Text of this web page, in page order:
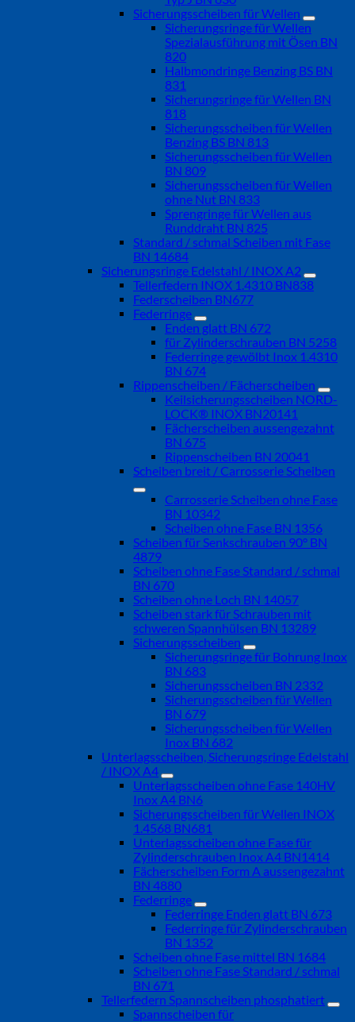
Sicherungsscheiben für Wellen
Sicherungsringe für Wellen
Spezialausführung mit Ösen BN
820
Halbmondringe Benzing BS BN
831
Sicherungsringe für Wellen BN
818
Sicherungsscheiben für Wellen
Benzing BS BN 813
Sicherungsscheiben für Wellen
BN 809
Sicherungsscheiben für Wellen
ohne Nut BN 833
Sprengringe für Wellen aus
Runddraht BN 825
Standard / schmal Scheiben mit Fase
BN 14684
Sicherungsringe Edelstahl / INOX A2
Tellerfedern INOX 1.4310 BN838
Federscheiben BN677
Federringe
Enden glatt BN 672
für Zylinderschrauben BN 5258
Federringe gewölbt Inox 1.4310
BN 674
Rippenscheiben / Fächerscheiben
Keilsicherungsscheiben NORD-
LOCK® INOX BN20141
Fächerscheiben aussengezahnt
BN 675
Rippenscheiben BN 20041
Scheiben breit / Carrosserie Scheiben
Carrosserie Scheiben ohne Fase
BN 10342
Scheiben ohne Fase BN 1356
Scheiben für Senkschrauben 90° BN
4879
Scheiben ohne Fase Standard / schmal
BN 670
Scheiben ohne Loch BN 14057
Scheiben stark für Schrauben mit
schweren Spannhülsen BN 13289
Sicherungsscheiben
Sicherungsringe für Bohrung Inox
BN 683
Sicherungsscheiben BN 2332
Sicherungsscheiben für Wellen
BN 679
Sicherungsscheiben für Wellen
Inox BN 682
Unterlagsscheiben, Sicherungsringe Edelstahl
/ INOX A4
Unterlagsscheiben ohne Fase 140HV
Inox A4 BN6
Sicherungsscheiben für Wellen INOX
1.4568 BN681
Unterlagsscheiben ohne Fase für
Zylinderschrauben Inox A4 BN1414
Fächerscheiben Form A aussengezahnt
BN 4880
Federringe
Federringe Enden glatt BN 673
Federringe für Zylinderschrauben
BN 1352
Scheiben ohne Fase mittel BN 1684
Scheiben ohne Fase Standard / schmal
BN 671
Tellerfedern Spannscheiben phosphatiert
Spannscheiben für